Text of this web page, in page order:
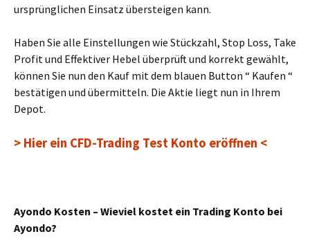
ursprünglichen Einsatz übersteigen kann.
Haben Sie alle Einstellungen wie Stückzahl, Stop Loss, Take
Profit und Effektiver Hebel überprüft und korrekt gewählt,
können Sie nun den Kauf mit dem blauen Button “ Kaufen “
bestätigen und übermitteln. Die Aktie liegt nun in Ihrem
Depot.
> Hier ein CFD-Trading Test Konto eröffnen <
Ayondo Kosten – Wieviel kostet ein Trading Konto bei
Ayondo?